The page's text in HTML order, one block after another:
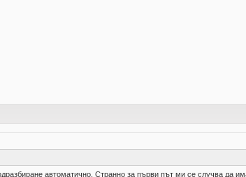
автоматично. Странно за първи път ми се случва да